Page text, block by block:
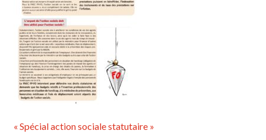
« Spécial action sociale statutaire »